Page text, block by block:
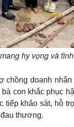
hy vọng và
doanh
con khắc phục
khảo sát, hỗ
thương.